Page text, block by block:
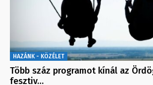
HAZÁNK - KÖZÉLET
Több száz programot kínál az
fesztiv…